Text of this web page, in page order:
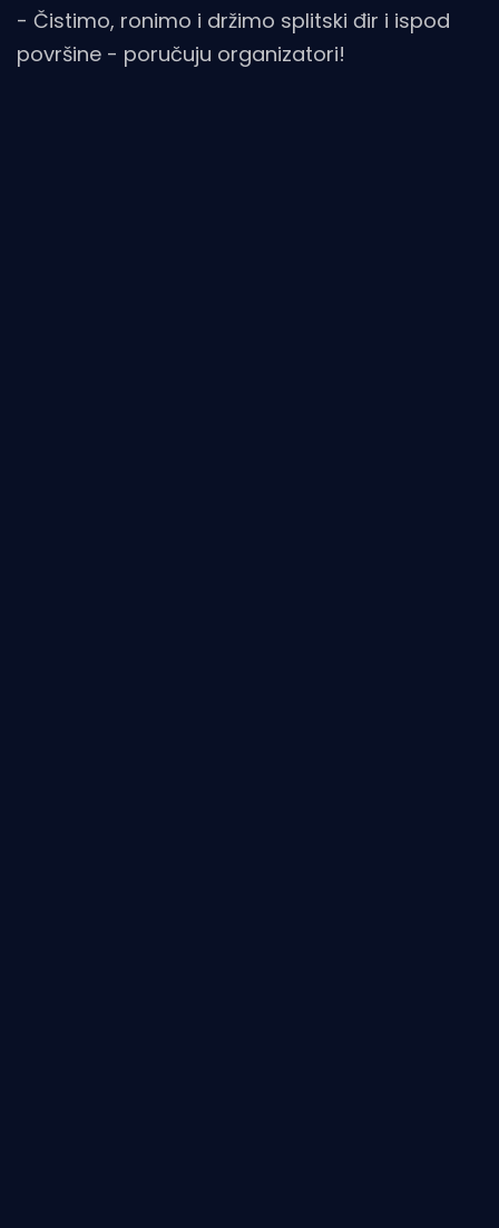
- Čistimo, ronimo i držimo splitski đir i ispod
površine - poručuju organizatori!